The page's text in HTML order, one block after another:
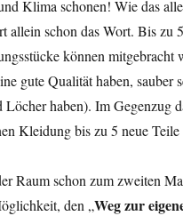
Klima schonen! Wie das
allein schon das Wort. Bis zu
können mitgebracht
gute Qualität haben, sauber
Löcher haben). Im Gegenzug
Kleidung bis zu 5 neue
Raum schon zum zweiten
den „Weg zur